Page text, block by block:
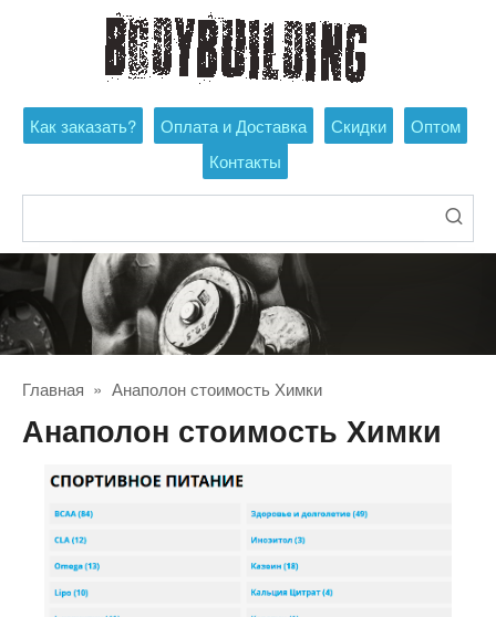
Как заказать? Оплата и Доставка Скидки
Оптом
Контакты
Главная » Анаполон стоимость Химки
Анаполон стоимость Химки